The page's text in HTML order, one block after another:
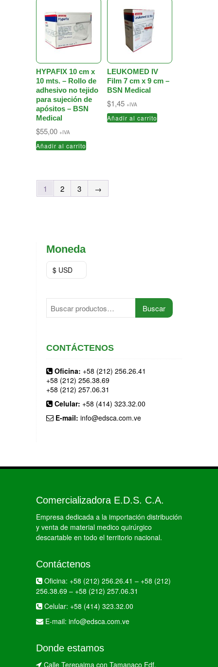
HYPAFIX 10 cm x
10 mts. – Rollo de
adhesivo no tejido
para sujeción de
apósitos – BSN
Medical
$55,00 +IVA
Añadir al carrito
LEUKOMED IV
Film 7 cm x 9 cm –
BSN Medical
$1,45 +IVA
Añadir al carrito
1 2 3 →
Moneda
$ USD
por:Buscar
CONTÁCTENOS
Oficina: +58 (212) 256.26.41
+58 (212) 256.38.69
+58 (212) 257.06.31
Celular: +58 (414) 323.32.00
E-mail: info@edsca.com.ve
Comercializadora E.D.S. C.A.
Empresa dedicada a la importación distribución
y venta de material medico quirúrgico
descartable en todo el territorio nacional.
Contáctenos
Oficina: +58 (212) 256.26.41 – +58 (212)
256.38.69 – +58 (212) 257.06.31
Celular: +58 (414) 323.32.00
E-mail: info@edsca.com.ve
Donde estamos
Calle Terepaima con Tamanaco Edf.